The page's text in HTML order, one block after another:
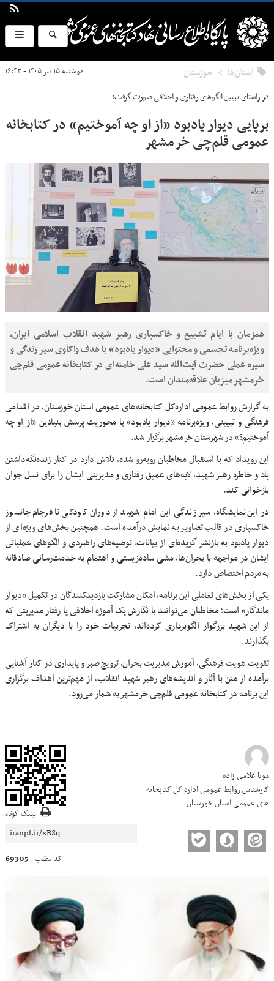
استان‌ها خوزستان دوشنبه ۱۵ تیر ۱۴۰۵ - ۱۶:۴۳
در راستای تبیین الگوهای رفتاری و اخلاقی صورت گرفت؛
برپایی دیوار یادبود «از او چه آموختیم» در کتابخانه
عمومی قلم‌چی خرمشهر
همزمان با ایام تشییع و خاکسپاری رهبر شهید انقلاب اسلامی ایران،
ویژه‌برنامه تجسمی و محتوایی «دیوار یادبود» با هدف واکاوی سیر زندگی و
سیره عملی حضرت آیت‌الله سید علی خامنه‌ای در کتابخانه عمومی قلم‌چی
خرمشهر میزبان علاقه‌مندان است.
به گزارش روابط عمومی اداره‌کل کتابخانه‌های عمومی استان خوزستان، در اقدامی
فرهنگی و تبیینی، ویژه‌برنامه «دیوار یادبود» با محوریت پرسش بنیادین «از او چه
آموختیم؟» در شهرستان خرمشهر برگزار شد.
این رویداد که با استقبال مخاطبان روبه‌رو شده، تلاش دارد در کنار زنده‌نگه‌داشتن
یاد و خاطره رهبر شهید، لایه‌های عمیق رفتاری و مدیریتی ایشان را برای نسل جوان
بازخوانی کند.
در این نمایشگاه، سیر زندگی این امام شهید از دوران کودکی تا فرجام جانسوز
خاکسپاری در قالب تصاویر به نمایش درآمده است. همچنین بخش‌های ویژه‌ای از
دیوار یادبود به بازنشر گزیده‌ای از بیانات، توصیه‌های راهبردی و الگوهای عملیاتی
ایشان در مواجهه با بحران‌ها، مشی ساده‌زیستی و اهتمام به خدمت‌رسانی صادقانه
به مردم اختصاص دارد.
یکی از بخش‌های تعاملی این برنامه، امکان مشارکت بازدیدکنندگان در تکمیل «دیوار
ماندگار» است؛ مخاطبان می‌توانند با نگارش یک آموزه اخلاقی یا رفتار مدیریتی که
از این شهید بزرگوار الگوبرداری کرده‌اند، تجربیات خود را با دیگران به اشتراک
بگذارند.
تقویت هویت فرهنگی، آموزش مدیریت بحران، ترویج صبر و پایداری در کنار آشنایی
برآمده از متن با آثار و اندیشه‌های رهبر شهید انقلاب، از مهم‌ترین اهداف برگزاری
این برنامه در کتابخانه عمومی قلم‌چی خرمشهر به شمار می‌رود.
مونا غلامی زاده
کارشناس روابط عمومی اداره کل کتابخانه
های عمومی استان خوزستان
لینک کوتاه
کد مطلب 69305